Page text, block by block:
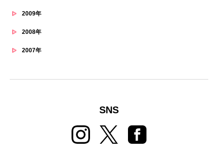
2009年
2008年
2007年
SNS